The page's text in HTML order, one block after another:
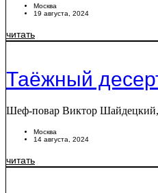
Москва
19 августа, 2024
читать
Таёжный
Шеф-повар Виктор
Москва
14 августа, 2024
читать